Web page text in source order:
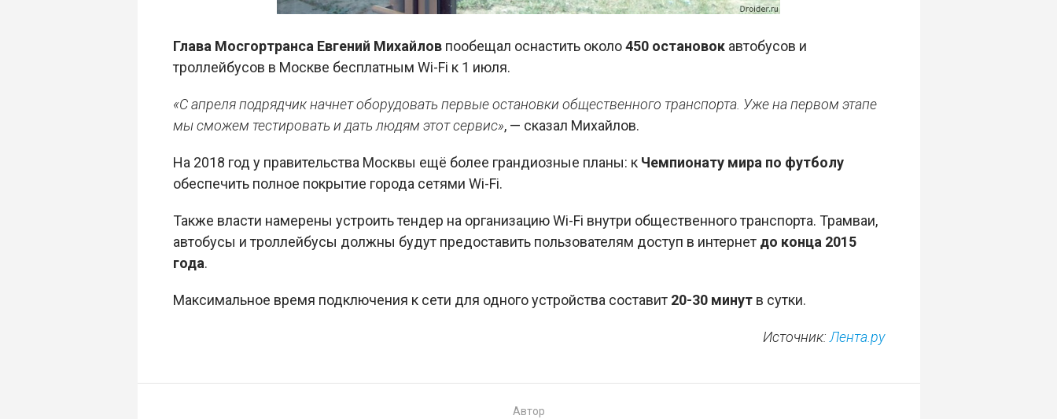
Глава Мосгортранса Евгений Михайловпообещал оснастить около450 остановокавтобусов и
троллейбусов в Москве бесплатным Wi-Fi к 1 июля.
«С апреля подрядчик начнет оборудовать первые остановки общественного транспорта. Уже на первом этапе
мы сможем тестировать и дать людям этот сервис», — сказал Михайлов.
На 2018 год у правительства Москвы ещё более грандиозные планы: к Чемпионату мира по футболу
обеспечить полное покрытие города сетями Wi-Fi.
Также власти намерены устроить тендер на организацию Wi-Fi внутри общественного транспорта. Трамваи,
автобусы и троллейбусы должны будут предоставить пользователям доступ в интернет до конца 2015
года.
Максимальное время подключения к сети для одного устройства составит 20-30 минутв сутки.
Источник: Лента.ру
Автор